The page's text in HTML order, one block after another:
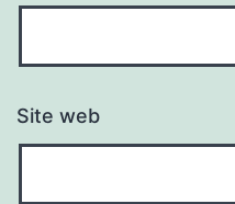
Site web